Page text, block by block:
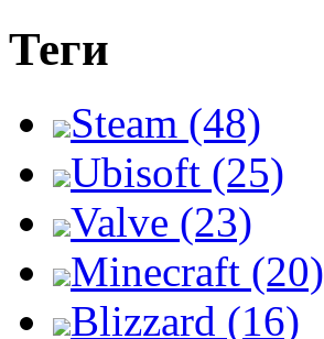
Теги
Steam (48)
Ubisoft (25)
Valve (23)
Minecraft (20)
Blizzard (16)